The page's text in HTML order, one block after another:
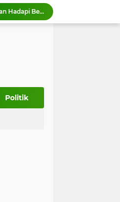
PMI Sumbar Resmikan Mess Relawan, Perkuat Kesiapsiagaan Hadapi Bencana
Pemko Payakumbuh Dukung Vaksinasi HPV Cegah Kanker Serviks, 130 ASN dan Warga Ikuti Dosis Pertama
Politik